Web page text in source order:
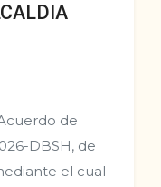
de
DBSH, de
el cual